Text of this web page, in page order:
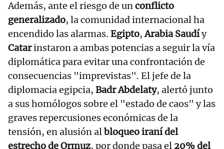
Además, ante el riesgo de unconflicto
generalizado, la comunidad internacional ha
encendido las alarmas. Egipto,Arabia Saudíy
Catarinstaron a ambas potencias a seguir la vía
diplomática para evitar una confrontación de
consecuencias "imprevistas". El jefe de la
diplomacia egipcia, Badr Abdelaty, alertó junto
a sus homólogos sobre el "estado de caos" y las
graves repercusiones económicas de la
tensión, en alusión albloqueo iraní del
estrecho de Ormuz, por donde pasa el 20% del